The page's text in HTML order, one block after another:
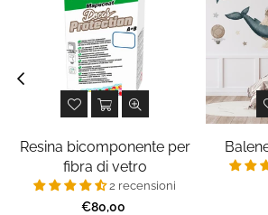
Resina bicomponente per
fibra di vetro
2 recensioni
Prezzo
€80,00